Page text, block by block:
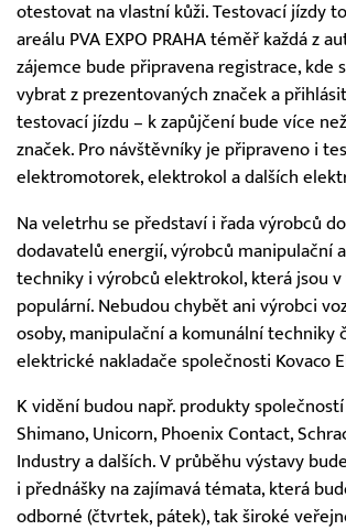
otestovat na vlastní kůži. Testovací jízdy
areálu PVA EXPO PRAHA téměř každá z
zájemce bude připravena registrace, kde
vybrat z prezentovaných značek a
testovací jízdu – k zapůjčení bude více
značek. Pro návštěvníky je připraveno i
elektromotorek, elektrokol a dalších
Na veletrhu se představí i řada výrobců
dodavatelů energií, výrobců manipulační
techniky i výrobců elektrokol, která jsou
populární. Nebudou chybět ani výrobci
osoby, manipulační a komunální techniky
elektrické nakladače společnosti Kovaco
K vidění budou např. produkty
Shimano, Unicorn, Phoenix Contact,
Industry a dalších. V průběhu výstavy
i přednášky na zajímavá témata, která
odborné (čtvrtek, pátek), tak široké